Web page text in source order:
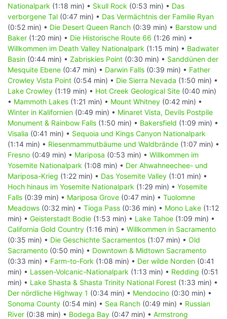
Nationalpark (1:18 min) • Skull Rock (0:53 min) • Das
verborgene Tal (0:47 min) • Das Vermächtnis der Familie Ryan
(0:52 min) • Die Desert Queen Ranch (0:39 min) • Barstow und
Baker (1:20 min) • Die Historische Route 66 (1:26 min) •
Willkommen im Death Valley Nationalpark (1:15 min) • Badwater
Basin (0:44 min) • Zabriskies Point (0:30 min) • Sanddünen der
Mesquite Ebene (0:47 min) • Darwin Falls (0:39 min) • Father
Crowley Vista Point (0:54 min) • Die Sierra Nevada (1:50 min) •
Lake Crowley (1:19 min) • Hot Creek Geological Site (0:40 min)
• Mammoth Lakes (1:21 min) • Mount Whitney (0:42 min) •
Winter in Kalifornien (0:49 min) • Minaret Vista, Devils Postpile
Monument & Rainbow Falls (1:50 min) • Bakersfield (1:09 min) •
Visalia (0:41 min) • Sequoia und Kings Canyon Nationalpark
(1:14 min) • Riesenmammutbäume und Waldbrände (1:07 min) •
Fresno (0:49 min) • Mariposa (0:53 min) • Willkommen im
Yosemite Nationalpark (1:08 min) • Der Ahwahneechee- und
Mariposa-Krieg (1:22 min) • Das Yosemite Valley (1:01 min) •
Hoch hinaus im Yosemite Nationalpark (1:29 min) • Yosemite
Falls (0:39 min) • Mariposa Grove (0:47 min) • Tuolomne
Meadows (0:32 min) • Tioga Pass (0:36 min) • Mono Lake (1:12
min) • Geisterstadt Bodie (1:53 min) • Lake Tahoe (1:09 min) •
California Gold Country (1:16 min) • Willkommen in Sacramento
(0:35 min) • Die Geschichte Sacramentos (1:07 min) • Old
Sacramento (0:50 min) • Downtown & Midtown Sacramento
(0:33 min) • Farm-to-Fork (1:08 min) • Der wilde Norden (0:41
min) • Lassen-Volcanic-Nationalpark (1:13 min) • Redding (0:51
min) • Lake Shasta & Shasta Trinity National Forest (1:33 min) •
Der nördliche Highway 1 (0:34 min) • Mendocino (0:30 min) •
Sonoma County (0:54 min) • Sea Ranch (0:49 min) • Russian
River (0:38 min) • Bodega Bay (0:47 min) • Armstrong